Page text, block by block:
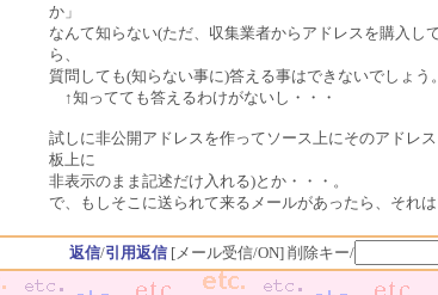
か」
なんて知らない(ただ、収集業者からアドレスを購入し
ら、
質問しても(知らない事に)答える事はできないでしょう。
↑知ってても答えるわけがないし・・・
試しに非公開アドレスを作ってソース上にそのアドレ
板上に
非表示のまま記述だけ入れる)とか・・・。
で、もしそこに送られて来るメールがあったら、それは
返信/引用返信 [メール受信/ON] 削除キー/